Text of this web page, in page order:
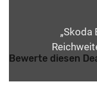
„Skoda
Bewerte diesen